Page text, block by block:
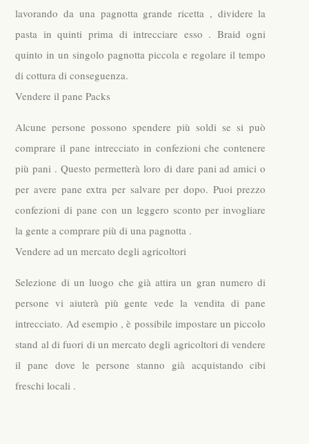
lavorando da una pagnotta grande ricetta , dividere la
pasta in quinti prima di intrecciare esso . Braid ogni
quinto in un singolo pagnotta piccola e regolare il tempo
di cottura di conseguenza.
Vendere il pane Packs
Alcune persone possono spendere più soldi se si può
comprare il pane intrecciato in confezioni che contenere
più pani . Questo permetterà loro di dare pani ad amici o
per avere pane extra per salvare per dopo. Puoi prezzo
confezioni di pane con un leggero sconto per invogliare
la gente a comprare più di una pagnotta .
Vendere ad un mercato degli agricoltori
Selezione di un luogo che già attira un gran numero di
persone vi aiuterà più gente vede la vendita di pane
intrecciato. Ad esempio , è possibile impostare un piccolo
stand al di fuori di un mercato degli agricoltori di vendere
il pane dove le persone stanno già acquistando cibi
freschi locali .